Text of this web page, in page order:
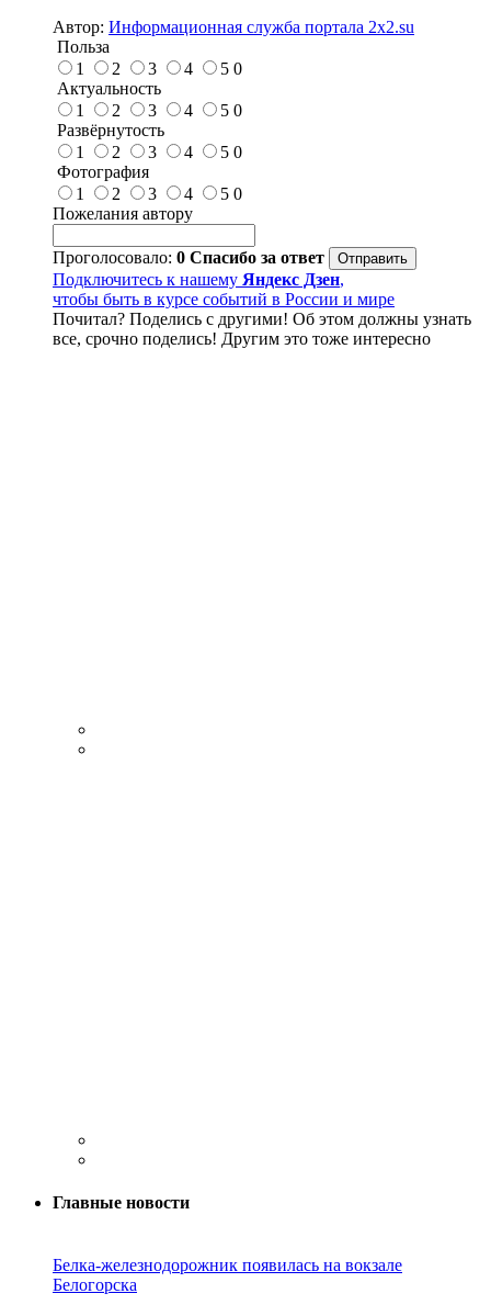
Автор: Информационная служба портала 2x2.su
Польза
1
2 3 4 5 0
Актуальность
1
2 3 4 5 0
Развёрнутость
1
2 3 4 5 0
Фотография
1
2 3 4 5 0
Пожелания автору
Проголосовало: 0 Спасибо за ответ
Подключитесь к нашему Яндекс Дзен,
чтобы быть в курсе событий в России и мире
Почитал? Поделись с другими! Об этом должны узнать
все, срочно поделись! Другим это тоже интересно
Главные новости
Белка-железнодорожник появилась на вокзале
Белогорска